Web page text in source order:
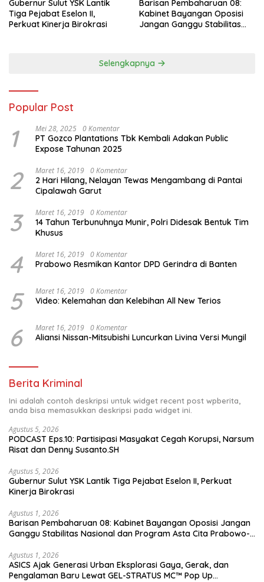
Gubernur Sulut YSK Lantik
Tiga Pejabat Eselon II,
Perkuat Kinerja Birokrasi
Barisan Pembaharuan 08:
Kabinet Bayangan Oposisi
Jangan Ganggu Stabilitas
Selengkapnya
Popular Post
1 Mei 28, 2025 0 Komentar
PT Gozco Plantations Tbk Kembali Adakan Public
Expose Tahunan 2025
2 Maret 16, 2019 0 Komentar
2 Hari Hilang, Nelayan Tewas Mengambang di Pantai
Cipalawah Garut
3 Maret 16, 2019 0 Komentar
14 Tahun Terbunuhnya Munir, Polri Didesak Bentuk Tim
Khusus
4 Maret 16, 2019 0 Komentar
Prabowo Resmikan Kantor DPD Gerindra di Banten
5 Maret 16, 2019 0 Komentar
Video: Kelemahan dan Kelebihan All New Terios
6 Maret 16, 2019 0 Komentar
Aliansi Nissan-Mitsubishi Luncurkan Livina Versi Mungil
Berita Kriminal
Ini adalah contoh deskripsi untuk widget recent post wpberita,
anda bisa memasukkan deskripsi pada widget ini.
Agustus 5, 2026
PODCAST Eps.10: Partisipasi Masyakat Cegah Korupsi, Narsum
Risat dan Denny Susanto.SH
Agustus 5, 2026
Gubernur Sulut YSK Lantik Tiga Pejabat Eselon II, Perkuat
Kinerja Birokrasi
Agustus 1, 2026
Barisan Pembaharuan 08: Kabinet Bayangan Oposisi Jangan
Ganggu Stabilitas Nasional dan Program Asta Cita Prabowo-
Agustus 1, 2026
ASICS Ajak Generasi Urban Eksplorasi Gaya, Gerak, dan
Pengalaman Baru Lewat GEL-STRATUS MC™ Pop Up